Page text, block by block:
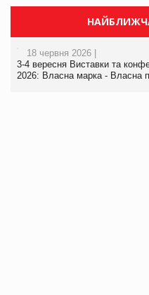
18 червня 2026 |
3-4 вересня Виставки та
2026: Власна марка - Власна